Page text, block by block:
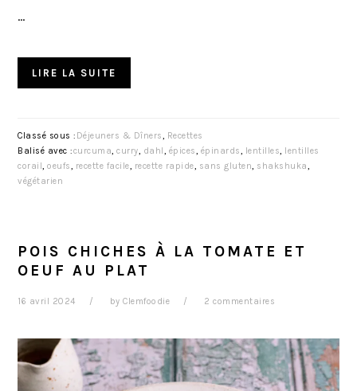
…
LIRE LA SUITE
Classé sous : Déjeuners & Dîners, Recettes
Balisé avec :curcuma,curry, dahl, épices, épinards, lentilles, lentilles
corail,oeufs, recette facile, recette rapide, sans gluten, shakshuka,
végétarien
POIS CHICHES À LA TOMATE ET
OEUF AU PLAT
16 avril 2024 byClemfoodie 2 commentaires